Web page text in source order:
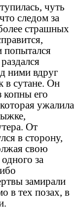
чуть
следом за
страшных
попытался
ними вдруг
в сутане. Он
копны его
ужалила
От
в сторону,
свою
за
замирали
в тех позах, в